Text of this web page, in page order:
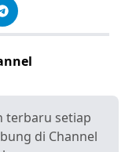
terbaru setiap
di Channel